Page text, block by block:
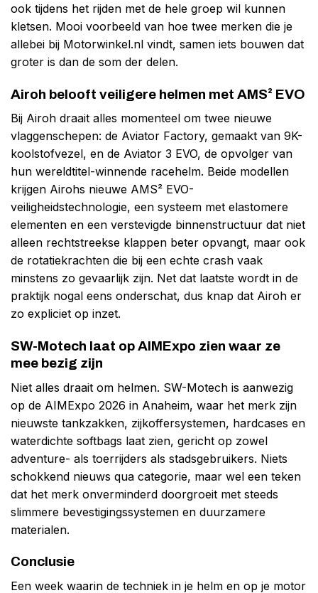
ook tijdens het rijden met de hele groep wil kunnen
kletsen. Mooi voorbeeld van hoe twee merken die je
allebei bij Motorwinkel.nl vindt, samen iets bouwen dat
groter is dan de som der delen.
Airoh belooft veiligere helmen met AMS² EVO
Bij Airoh draait alles momenteel om twee nieuwe
vlaggenschepen: de Aviator Factory, gemaakt van 9K-
koolstofvezel, en de Aviator 3 EVO, de opvolger van
hun wereldtitel-winnende racehelm. Beide modellen
krijgen Airohs nieuwe AMS² EVO-
veiligheidstechnologie, een systeem met elastomere
elementen en een verstevigde binnenstructuur dat niet
alleen rechtstreekse klappen beter opvangt, maar ook
de rotatiekrachten die bij een echte crash vaak
minstens zo gevaarlijk zijn. Net dat laatste wordt in de
praktijk nogal eens onderschat, dus knap dat Airoh er
zo expliciet op inzet.
SW-Motech laat op AIMExpo zien waar ze
mee bezig zijn
Niet alles draait om helmen. SW-Motech is aanwezig
op de AIMExpo 2026 in Anaheim, waar het merk zijn
nieuwste tankzakken, zijkoffersystemen, hardcases en
waterdichte softbags laat zien, gericht op zowel
adventure- als toerrijders als stadsgebruikers. Niets
schokkend nieuws qua categorie, maar wel een teken
dat het merk onverminderd doorgroeit met steeds
slimmere bevestigingssystemen en duurzamere
materialen.
Conclusie
Een week waarin de techniek in je helm en op je motor